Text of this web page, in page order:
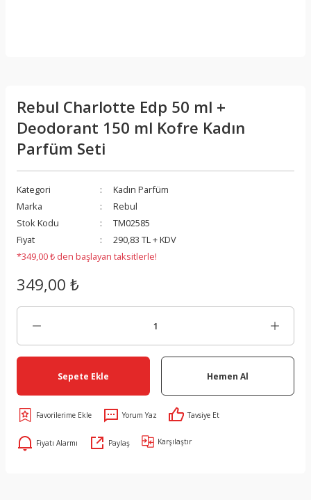
Rebul Charlotte Edp 50 ml +
Deodorant 150 ml Kofre Kadın
Parfüm Seti
Kategori
Kadın Parfüm
Marka
Rebul
Stok Kodu
TM02585
Fiyat
290,83 TL + KDV
*349,00 ₺ den başlayan taksitlerle!
349,00 ₺
Sepete Ekle Hemen Al
Yorum Yaz Tavsiye Et
Fiyatı Alarmı Paylaş Karşılaştır